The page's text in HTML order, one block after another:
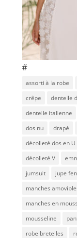
#
assorti à la robe
crêpe
dentelle
dentelle italienne
dos nu
drapé
décolleté dos en U
décolleté V
jumsuit
jupe
manches
manches en
mousseline
robe bretelles